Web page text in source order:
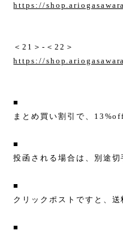
https://
＜21＞-＜22＞
https://
■
まとめ買い割引で、
■
投函される場合は、別途切
■
クリックポストですと、送
■